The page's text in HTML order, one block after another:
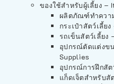
ของใช้สำหรับผู้เลี้ยง –
ผลิตภัณฑ์ทำควา
กระเป๋าสัตว์เลี้ย
รถเข็นสัตว์เลี้ยง
อุปกรณ์ตัดแต่งขน
Supplies
อุปกรณ์การฝึกสัต
แก็ดเจ็ตสำหรับสั